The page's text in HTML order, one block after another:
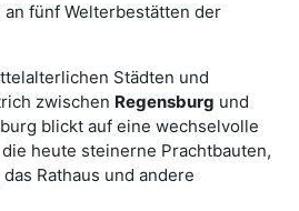
fünf Welterbestätten der
Städten und
zwischen Regensburg und
blickt auf eine wechselvolle
heute steinerne Prachtbauten,
Rathaus und andere